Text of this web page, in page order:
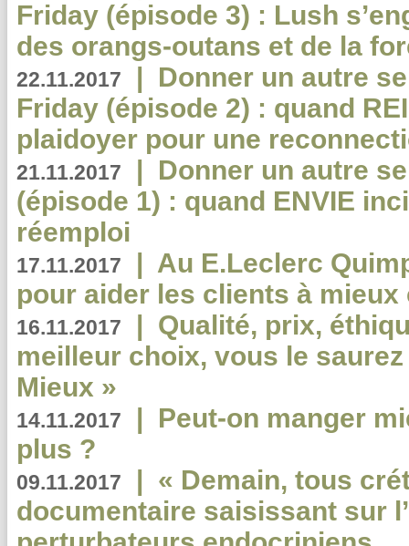
Friday (épisode 3) : Lush
des orangs-outans et de la
22.11.2017 | Donner un autre
Friday (épisode 2) : quand
plaidoyer pour une
21.11.2017 | Donner un autre
(épisode 1) : quand ENVIE
réemploi
17.11.2017 | Au E.Leclerc
pour aider les clients à
16.11.2017 | Qualité, prix,
meilleur choix, vous le
Mieux »
14.11.2017 | Peut-on manger
plus ?
09.11.2017 | « Demain, tous
documentaire saisissant sur